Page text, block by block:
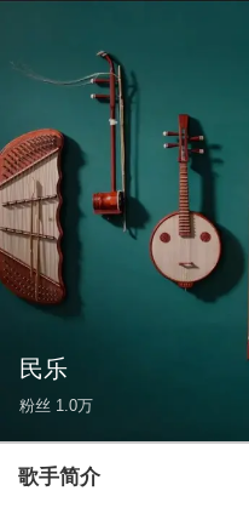
民乐
粉丝 1.0万
歌手简介